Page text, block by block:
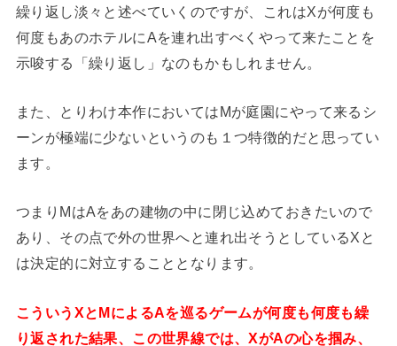
繰り返し淡々と述べていくのですが、これはXが何度も
何度もあのホテルにAを連れ出すべくやって来たことを
示唆する「繰り返し」なのもかもしれません。
また、とりわけ本作においてはMが庭園にやって来るシ
ーンが極端に少ないというのも１つ特徴的だと思ってい
ます。
つまりMはAをあの建物の中に閉じ込めておきたいので
あり、その点で外の世界へと連れ出そうとしているXと
は決定的に対立することとなります。
こういうXとMによるAを巡るゲームが何度も何度も繰
り返された結果、この世界線では、XがAの心を掴み、